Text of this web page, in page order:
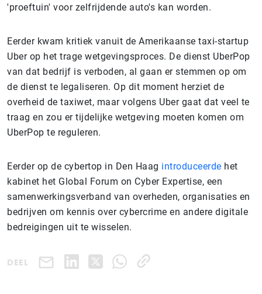
'proeftuin' voor zelfrijdende auto's kan worden.
Eerder kwam kritiek vanuit de Amerikaanse taxi-startup
Uber op het trage wetgevingsproces. De dienst UberPop
van dat bedrijf is verboden, al gaan er stemmen op om
de dienst te legaliseren. Op dit moment herziet de
overheid de taxiwet, maar volgens Uber gaat dat veel te
traag en zou er tijdelijke wetgeving moeten komen om
UberPop te reguleren.
Eerder op de cybertop in Den Haag introduceerde het
kabinet het Global Forum on Cyber Expertise, een
samenwerkingsverband van overheden, organisaties en
bedrijven om kennis over cybercrime en andere digitale
bedreigingen uit te wisselen.
DEEL